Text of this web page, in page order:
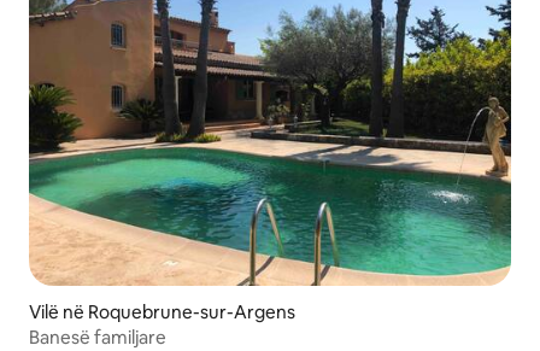
Vilë në Roquebrune-sur-Argens
Banesë familjare